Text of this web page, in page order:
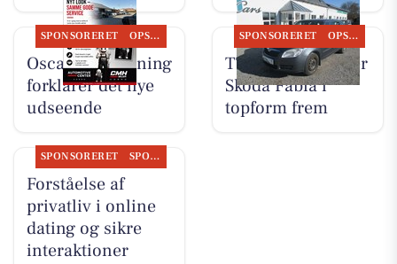
SPONSORERET OPSLAGSTAVLEN
Oscar Biludlejning
forklarer det nye
udseende
SPONSORERET OPSLAGSTAVLEN
TT CARS ApS viser
Skoda Fabia i
topform frem
SPONSORERET SPONSORERET INDHOLD
Forståelse af
privatliv i online
dating og sikre
interaktioner